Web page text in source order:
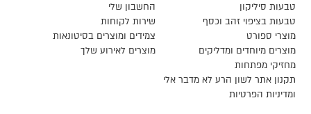
טבעות סיליקון
טבעות בציפוי זהב וכסף
מוצרי ספורט
מוצרים מיוחדים ומדליקים
מחזיקי מפתחות
תקנון אתר לשון הרע לא מדבר אלי
ומדיניות הפרטיות
החשבון שלי
שירות לקוחות
צמידים ומוצרים בסיטונאות
מוצרים לאירוע שלך